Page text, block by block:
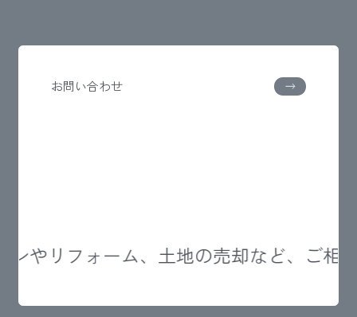
お問い合わせ
やリフォーム、土地の売却など、ご相